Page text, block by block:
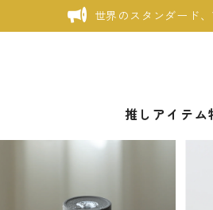
世界のスタンダード
推しアイテム